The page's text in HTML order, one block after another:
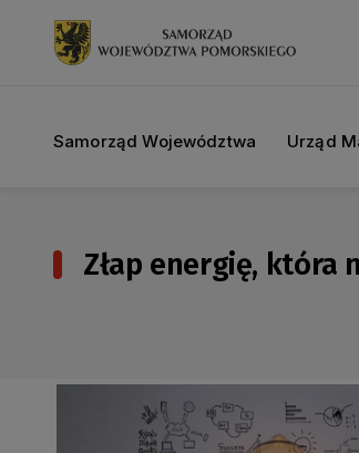
Samorząd Województwa Urząd
Złap energię, która